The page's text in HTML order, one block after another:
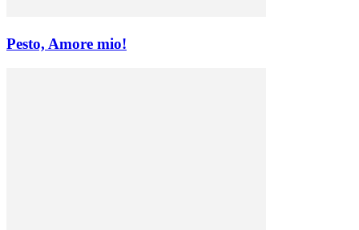
Pesto, Amore mio!